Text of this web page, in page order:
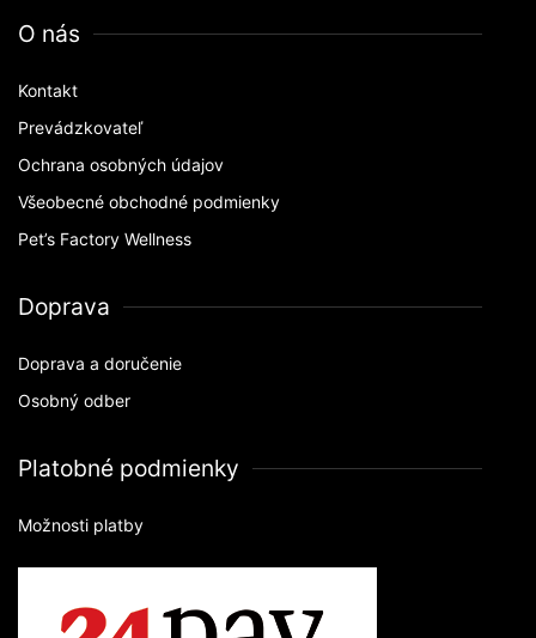
O nás
Kontakt
Prevádzkovateľ
Ochrana osobných údajov
Všeobecné obchodné podmienky
Pet’s Factory Wellness
Doprava
Doprava a doručenie
Osobný odber
Platobné podmienky
Možnosti platby